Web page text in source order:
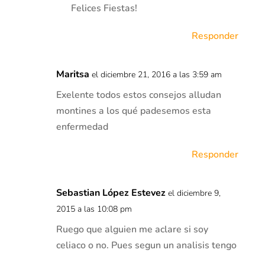
Felices Fiestas!
Responder
Maritsa el diciembre 21, 2016 a las 3:59 am
Exelente todos estos consejos alludan
montines a los qué padesemos esta
enfermedad
Responder
Sebastian López Estevez el diciembre 9,
2015 a las 10:08 pm
Ruego que alguien me aclare si soy
celiaco o no. Pues segun un analisis tengo